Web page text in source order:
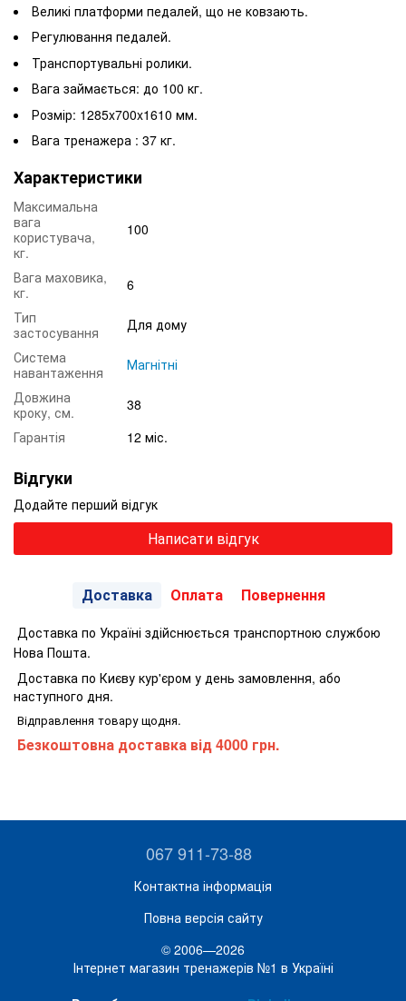
Великі платформи педалей, що не ковзають.
Регулювання педалей.
Транспортувальні ролики.
Вага займається: до 100 кг.
Розмір: 1285x700x1610 мм.
Вага тренажера : 37 кг.
Характеристики
Максимальна
вага
користувача,
кг.
100
Вага маховика,
кг.
6
Тип
застосування
Для дому
Система
навантаження
Магнітні
Довжина
кроку, см.
38
Гарантія
12 міс.
Відгуки
Додайте перший відгук
Написати відгук
Доставка Оплата Повернення
Доставка по Україні здійснюється транспортною службою
Нова Пошта.
Доставка по Києву кур'єром у день замовлення, або
наступного дня.
Відправлення товару щодня.
Безкоштовна доставка від 4000 грн.
067 911-73-88
Контактна інформація
Повна версія сайту
© 2006—2026
Інтернет магазин тренажерів №1 в Україні